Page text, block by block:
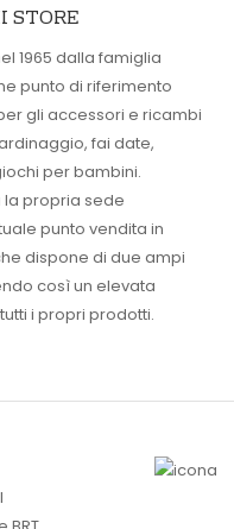
STORE
1965 dalla famiglia
punto di riferimento
gli accessori e ricambi
fai date,
per bambini.
la propria sede
punto vendita in
dispone di due ampi
così un elevata
i propri prodotti.